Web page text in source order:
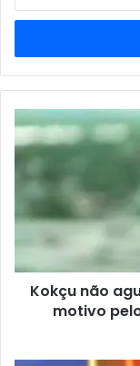
seu
de
email
Kokçu não
motivo